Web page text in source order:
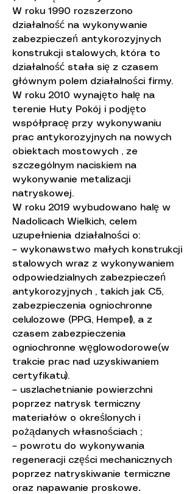
W roku 1990 rozszerzono
działalność na wykonywanie
zabezpieczeń antykorozyjnych
konstrukcji stalowych, która to
działalność stała się z czasem
głównym polem działalności firmy.
W roku 2010 wynajęto halę na
terenie Huty Pokój i podjęto
współpracę przy wykonywaniu
prac antykorozyjnych na nowych
obiektach mostowych , ze
szczególnym naciskiem na
wykonywanie metalizacji
natryskowej.
W roku 2019 wybudowano halę w
Nadolicach Wielkich, celem
uzupełnienia działalności o:
– wykonawstwo małych konstrukcji
stalowych wraz z wykonywaniem
odpowiedzialnych zabezpieczeń
antykorozyjnych , takich jak C5,
zabezpieczenia ogniochronne
celulozowe (PPG, Hempel), a z
czasem zabezpieczenia
ogniochronne węglowodorowe(w
trakcie prac nad uzyskiwaniem
certyfikatu).
– uszlachetnianie powierzchni
poprzez natrysk termiczny
materiałów o określonych i
pożądanych własnościach ;
– powrotu do wykonywania
regeneracji części mechanicznych
poprzez natryskiwanie termiczne
oraz napawanie proskowe.